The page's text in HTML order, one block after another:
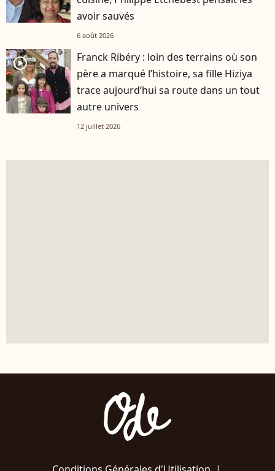
avoir sauvés
6 août 2026
player2
Franck Ribéry : loin des terrains où son
père a marqué l’histoire, sa fille Hiziya
trace aujourd’hui sa route dans un tout
autre univers
12 juillet 2026